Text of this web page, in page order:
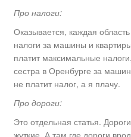
Про налоги:
Оказывается, каждая
налоги за машины и
платит максимальные
сестра в Оренбурге за
не платит налог, а я плачу.
Про дороги:
Это отдельная статья.
жуткие. А там где дороги